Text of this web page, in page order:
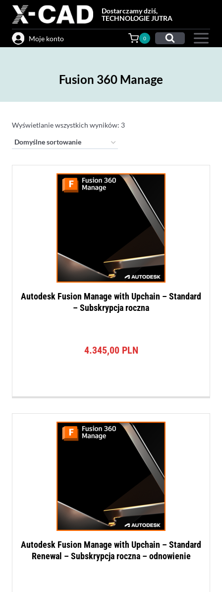
Przejdź
treści
Dostarczamy dziś,
TECHNOLOGIE JUTRA
Moje konto 0
Fusion 360 Manage
Wyświetlanie wszystkich wyników: 3
Autodesk Fusion Manage with Upchain – Standard
– Subskrypcja roczna
4.345,00 PLN
Autodesk Fusion Manage with Upchain – Standard
Renewal – Subskrypcja roczna – odnowienie